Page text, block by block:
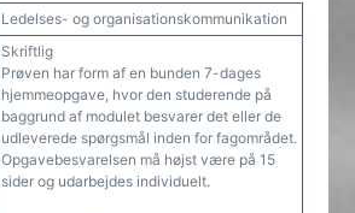
Ledelses- og organisationskommunikation
Skriftlig
Prøven har form af en bunden 7-dages
hjemmeopgave, hvor den studerende på
baggrund af modulet besvarer det eller de
udleverede spørgsmål inden for fagområdet.
Opgavebesvarelsen må højst være på 15
sider og udarbejdes individuelt.